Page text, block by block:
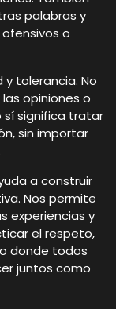
palabras y
o
tolerancia. No
opiniones o
significa tratar
sin importar
a construir
Nos permite
experiencias y
el respeto,
donde todos
juntos como